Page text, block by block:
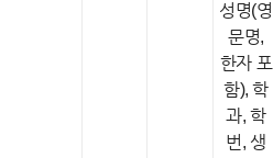
성명(영
문명,
한자 포
함), 학
과, 학
번, 생